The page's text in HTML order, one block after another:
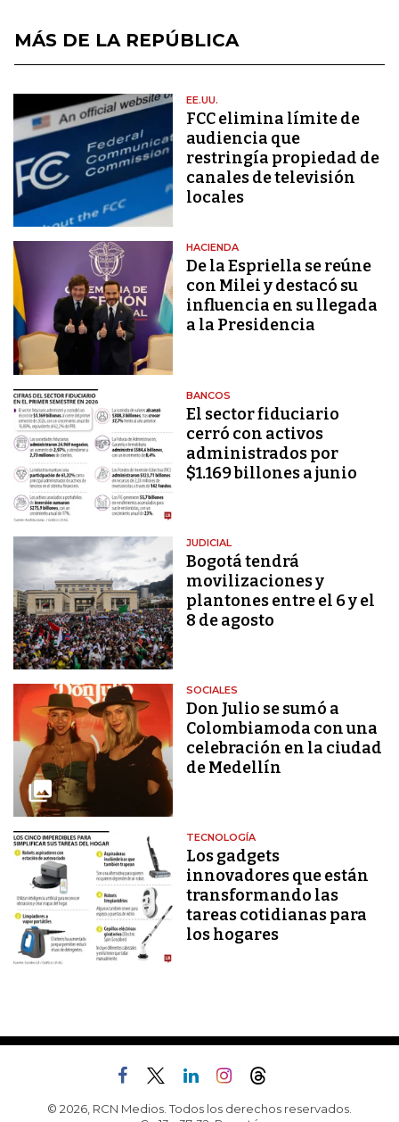
MÁS DE LA REPÚBLICA
EE.UU.
FCC elimina límite de
audiencia que
restringía propiedad de
canales de televisión
locales
HACIENDA
De la Espriella se reúne
con Milei y destacó su
influencia en su llegada
a la Presidencia
BANCOS
El sector fiduciario
cerró con activos
administrados por
$1.169 billones a junio
JUDICIAL
Bogotá tendrá
movilizaciones y
plantones entre el 6 y el
8 de agosto
SOCIALES
Don Julio se sumó a
Colombiamoda con una
celebración en la ciudad
de Medellín
TECNOLOGÍA
Los gadgets
innovadores que están
transformando las
tareas cotidianas para
los hogares
© 2026, RCN Medios. Todos los derechos reservados.